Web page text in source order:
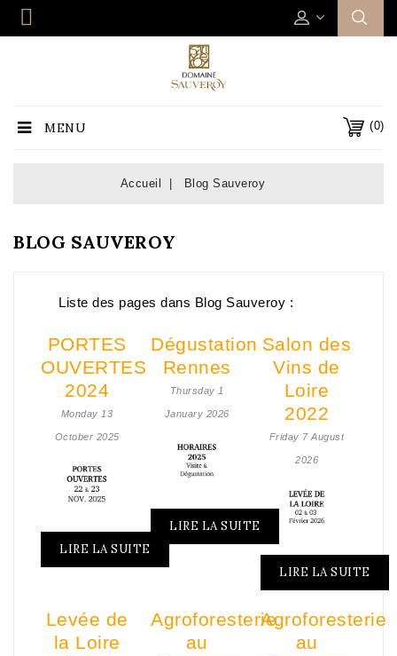
(0)
MENU
Accueil Blog Sauveroy
BLOG SAUVEROY
Liste des pages dans Blog Sauveroy :
PORTES
OUVERTES
2024
Monday 13
October 2025
LIRE LA SUITE
Dégustation
Rennes
Thursday 1
January 2026
LIRE LA SUITE
Salon des
Vins de
Loire
2022
Friday 7 August
2026
LIRE LA SUITE
Levée de
la Loire
Agroforesterie
au
Agroforesterie
au